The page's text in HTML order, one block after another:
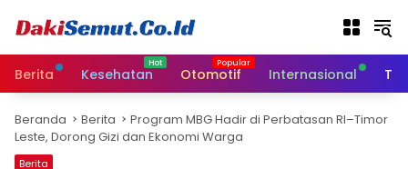
Berita Kesehatan Otomotif Internasional
Beranda Berita
Program MBG Hadir di Perbatasan RI–Timor
Leste, Dorong Gizi dan Ekonomi Warga
Berita